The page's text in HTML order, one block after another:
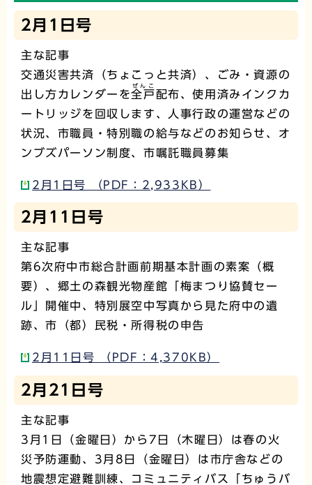
2月1日号
主な記事
交通災害共済（ちょこっと共済）、ごみ・資源の
出し方カレンダーを全戸
ぜんこ
配布、使用済みインクカ
ートリッジを回収します、人事行政の運営などの
状況、市職員・特別職の給与などのお知らせ、オ
ンブズパーソン制度、市嘱託職員募集
2月1日号 （PDF：2,933KB）
2月11日号
主な記事
第6次府中市総合計画前期基本計画の素案（概
要）、郷土の森観光物産館「梅まつり協賛セー
ル」開催中、特別展空中写真から見た府中の遺
跡、市（都）民税・所得税の申告
2月11日号 （PDF：4,370KB）
2月21日号
主な記事
3月1日（金曜日）から7日（木曜日）は春の火
災予防運動、3月8日（金曜日）は市庁舎などの
地震想定避難訓練、コミュニティバス「ちゅうバ